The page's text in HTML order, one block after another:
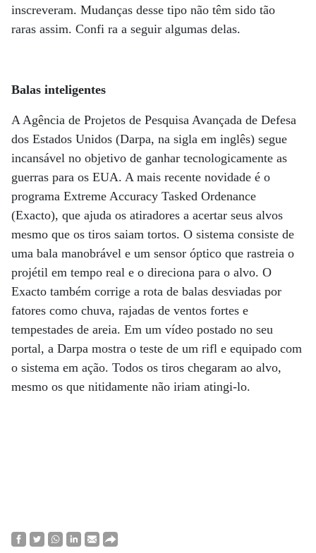
inscreveram. Mudanças desse tipo não têm sido tão
raras assim. Confi ra a seguir algumas delas.
Balas inteligentes
A Agência de Projetos de Pesquisa Avançada de Defesa
dos Estados Unidos (Darpa, na sigla em inglês) segue
incansável no objetivo de ganhar tecnologicamente as
guerras para os EUA. A mais recente novidade é o
programa Extreme Accuracy Tasked Ordenance
(Exacto), que ajuda os atiradores a acertar seus alvos
mesmo que os tiros saiam tortos. O sistema consiste de
uma bala manobrável e um sensor óptico que rastreia o
projétil em tempo real e o direciona para o alvo. O
Exacto também corrige a rota de balas desviadas por
fatores como chuva, rajadas de ventos fortes e
tempestades de areia. Em um vídeo postado no seu
portal, a Darpa mostra o teste de um rifl e equipado com
o sistema em ação. Todos os tiros chegaram ao alvo,
mesmo os que nitidamente não iriam atingi-lo.